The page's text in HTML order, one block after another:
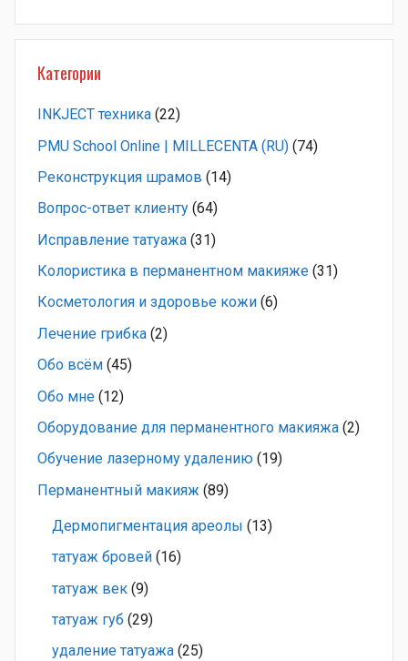
Категории
INKJECT техника (22)
PMU School Online | MILLECENTA (RU) (74)
Pеконструкция шрамов (14)
Вопрос-ответ клиенту (64)
Исправление татуажа (31)
Колористика в перманентном макияже (31)
Косметология и здоровье кожи (6)
Лечение грибка (2)
Обо всём (45)
Обо мне (12)
Оборудование для перманентного макияжа (2)
Обучение лазерному удалению (19)
Перманентный макияж (89)
Дермопигментация ареолы (13)
татуаж бровей (16)
татуаж век (9)
татуаж губ (29)
удаление татуажа (25)